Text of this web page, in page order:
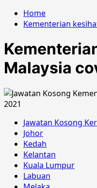
Home
Kementerian
Malaysia
Jawatan Kosong
Johor
Kedah
Kelantan
Kuala Lumpur
Labuan